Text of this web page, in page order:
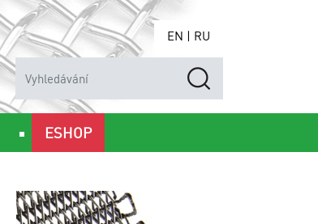
EN | RU
ESHOP